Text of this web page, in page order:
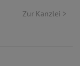
Zur Kanzlei >